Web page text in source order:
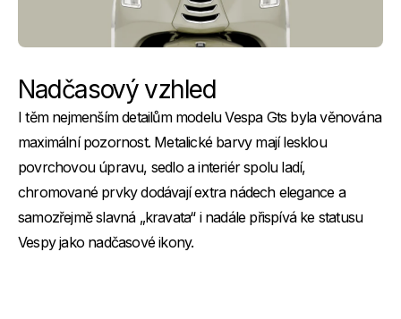
Nadčasový vzhled
I těm nejmenším detailům modelu Vespa Gts byla věnována
maximální pozornost. Metalické barvy mají lesklou
povrchovou úpravu, sedlo a interiér spolu ladí,
chromované prvky dodávají extra nádech elegance a
samozřejmě slavná „kravata“ i nadále přispívá ke statusu
Vespy jako nadčasové ikony.